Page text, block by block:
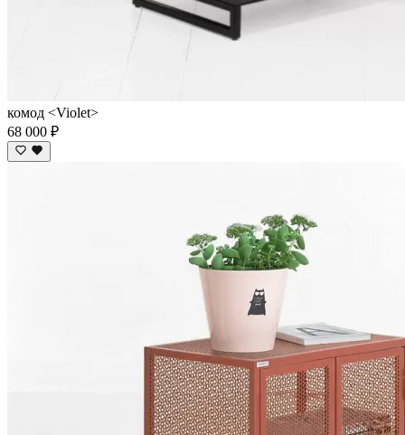
комод <Violet>
68 000 ₽